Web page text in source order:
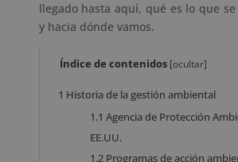
llegado hasta aquí, qué es lo que
y hacia dónde vamos.
Índice de contenidos [ocultar]
1 Historia de la gestión ambiental
1.1 Agencia de Protección
EE.UU.
1.2Programas de acción